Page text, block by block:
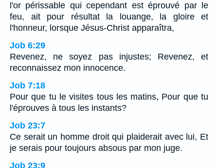
l'or périssable qui cependant est éprouvé par le
feu, ait pour résultat la louange, la gloire et
l'honneur, lorsque Jésus-Christ apparaîtra,
Job 6:29
Revenez, ne soyez pas injustes; Revenez, et
reconnaissez mon innocence.
Job 7:18
Pour que tu le visites tous les matins, Pour que tu
l'éprouves à tous les instants?
Job 23:7
Ce serait un homme droit qui plaiderait avec lui, Et
je serais pour toujours absous par mon juge.
Job 23:9